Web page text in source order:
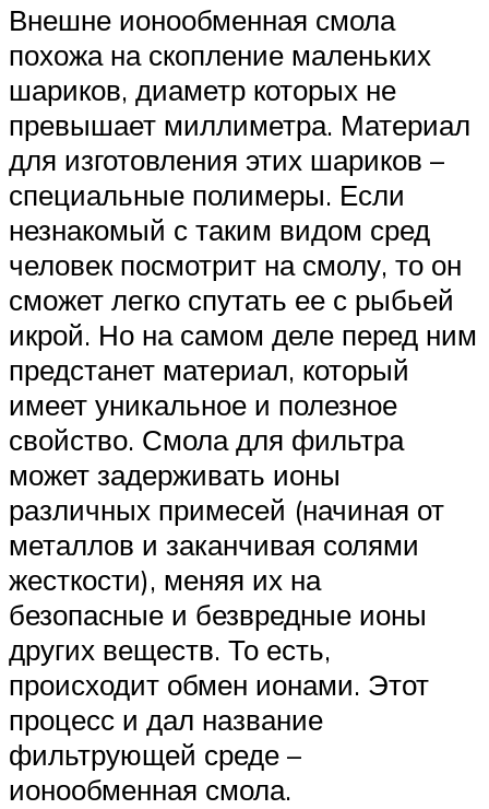
Внешне ионообменная смола
похожа на скопление маленьких
шариков, диаметр которых не
превышает миллиметра. Материал
для изготовления этих шариков –
специальные полимеры. Если
незнакомый с таким видом сред
человек посмотрит на смолу, то он
сможет легко спутать ее с рыбьей
икрой. Но на самом деле перед ним
предстанет материал, который
имеет уникальное и полезное
свойство. Смола для фильтра
может задерживать ионы
различных примесей (начиная от
металлов и заканчивая солями
жесткости), меняя их на
безопасные и безвредные ионы
других веществ. То есть,
происходит обмен ионами. Этот
процесс и дал название
фильтрующей среде –
ионообменная смола.